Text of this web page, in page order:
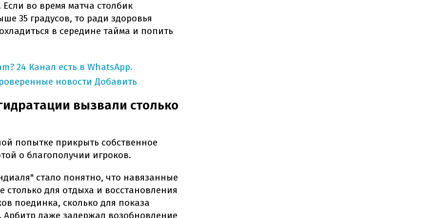
во время матча столбик
35 градусов, то ради здоровья
в середине тайма и попить
24 Канал есть в WhatsApp.
новости Добавить
вызвали столько
попытке прикрыть собственное
о благополучии игроков.
стало понятно, что навязанные
для отдыха и восстановления
поединка, сколько для показа
даже задержал возобновление